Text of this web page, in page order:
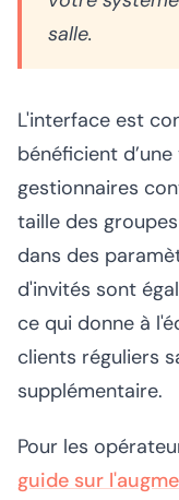
salle.
L'interface est
bénéficient
gestionnaires
taille des
dans des
d'invités sont
ce qui donne à
clients réguliers
supplémentaire.
Pour les
guide sur